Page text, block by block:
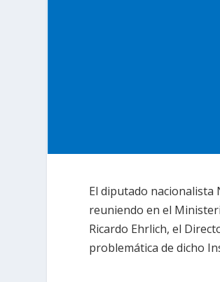
El diputado nacionalista
reuniendo en el
Ricardo Ehrlich, el
problemática de dicho